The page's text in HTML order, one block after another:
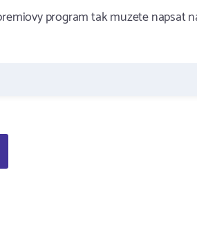
program tak muzete napsat